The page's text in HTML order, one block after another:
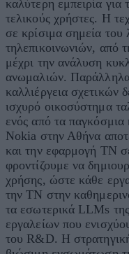
καλύτερη εμπειρία για
τελικούς χρήστες. Η
σε κρίσιμα σημεία
τηλεπικοινωνιών, από
μέχρι την ανάλυση
ανωμαλιών.
καλλιέργεια σχετικών
ισχυρό οικοσύστημα
ενός από τα παγκόσμια
Nokia στην Αθήνα
και την εφαρμογή ΤΝ
φροντίζουμε να
χρήσης, ώστε κάθε
την ΤΝ στην
τα εσωτερικά LLMs της
εργαλείων που
του R&D. Η